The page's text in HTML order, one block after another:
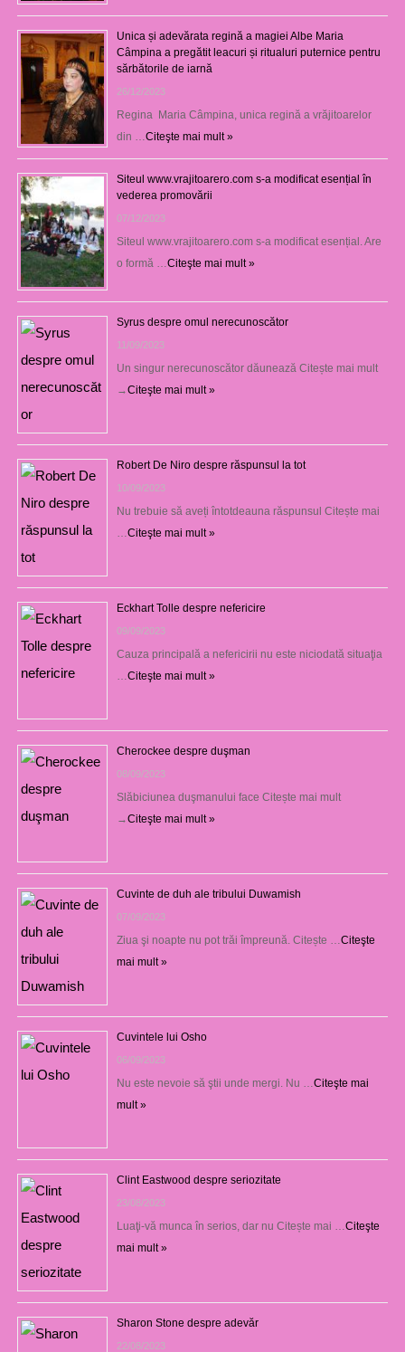
Unica și adevărata regină a magiei Albe Maria
Câmpina a pregătit leacuri și ritualuri puternice pentru
sărbătorile de iarnă
26/12/2023
Regina Maria Câmpina, unica regină a vrăjitoarelor
din … Citeşte mai mult »
Siteul www.vrajitoarero.com s-a modificat esențial în
vederea promovării
07/12/2023
Siteul www.vrajitoarero.com s-a modificat esențial. Are
o formă … Citeşte mai mult »
Syrus despre omul nerecunoscător
11/09/2023
Un singur nerecunoscător dăunează Citește mai mult
→Citeşte mai mult »
Robert De Niro despre răspunsul la tot
10/09/2023
Nu trebuie să aveți întotdeauna răspunsul Citește mai
Citeşte mai mult »
Eckhart Tolle despre nefericire
09/09/2023
Cauza principală a nefericirii nu este niciodată situaţia
Citeşte mai mult »
Cherockee despre duşman
08/09/2023
Slăbiciunea duşmanului face Citește mai mult
→Citeşte mai mult »
Cuvinte de duh ale tribului Duwamish
07/09/2023
Ziua şi noapte nu pot trăi împreună. Citește … Citeşte
mai mult »
Cuvintele lui Osho
06/09/2023
Nu este nevoie să ştii unde mergi. Nu … Citeşte mai
mult »
Clint Eastwood despre seriozitate
23/08/2023
Luaţi-vă munca în serios, dar nu Citește mai … Citeşte
mai mult »
Sharon Stone despre adevăr
22/08/2023